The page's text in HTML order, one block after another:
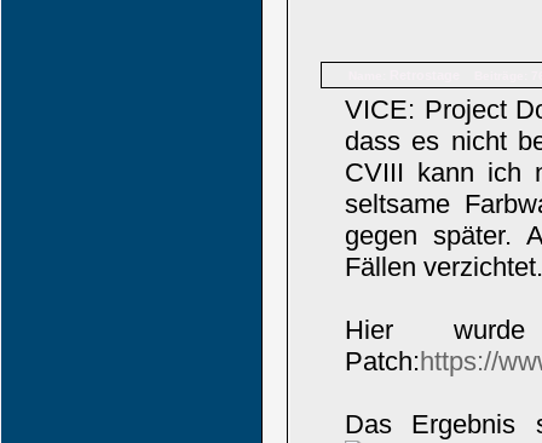
VICE: Project
dass es nicht
CVIII kann ich
seltsame
gegen später.
Fällen verzichtet.
Hier
Patch:https://
Das Ergebnis